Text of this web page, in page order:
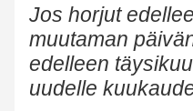
Jos horjut
muutaman
edelleen
uudelle